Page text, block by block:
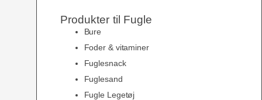
Produkter til Fugle
Bure
Foder & vitaminer
Fuglesnack
Fuglesand
Fugle Legetøj